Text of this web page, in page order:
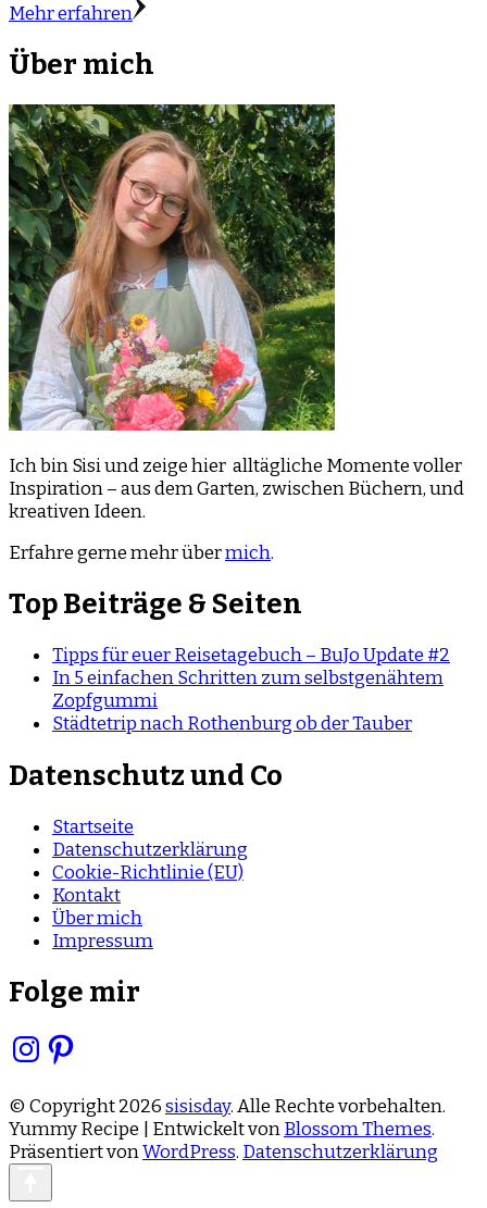
Mehr erfahren
Über mich
Ich bin Sisi und zeige hier alltägliche Momente voller
Inspiration – aus dem Garten, zwischen Büchern, und
kreativen Ideen.
Erfahre gerne mehr übermich.
Top Beiträge & Seiten
Tipps für euer Reisetagebuch – BuJo Update #2
In 5 einfachen Schritten zum selbstgenähtem
Zopfgummi
Städtetrip nach Rothenburg ob der Tauber
Datenschutz und Co
Startseite
Datenschutzerklärung
Cookie-Richtlinie (EU)
Kontakt
Über mich
Impressum
Folge mir
Instagram
Pinterest
© Copyright 2026sisisday. Alle Rechte vorbehalten.
Yummy Recipe | Entwickelt vonBlossom Themes.
Präsentiert vonWordPress. Datenschutzerklärung